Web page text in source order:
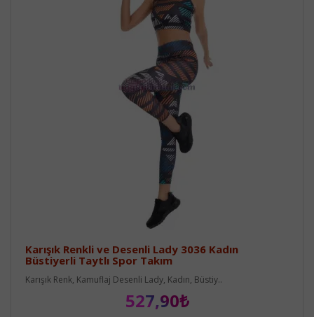
Karışık Renkli ve Desenli Lady 3036 Kadın
Büstiyerli Taytlı Spor Takım
Karışık Renk, Kamuflaj Desenli Lady, Kadın, Büstiy..
527,90₺